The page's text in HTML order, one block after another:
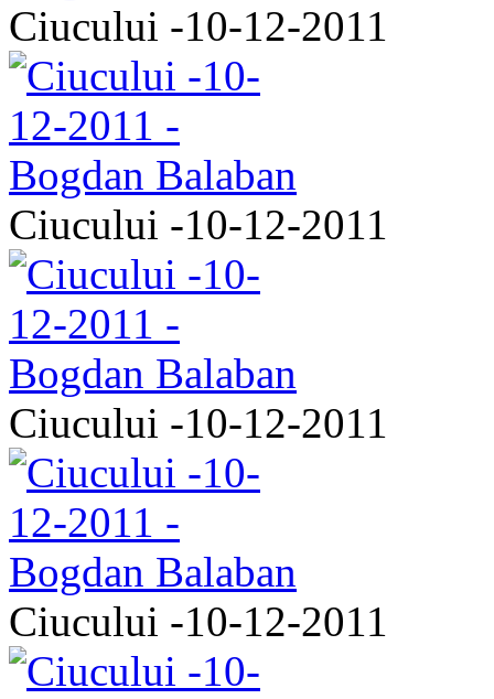
Ciucului -10-12-2011
Ciucului -10-12-2011
Ciucului -10-12-2011
Ciucului -10-12-2011